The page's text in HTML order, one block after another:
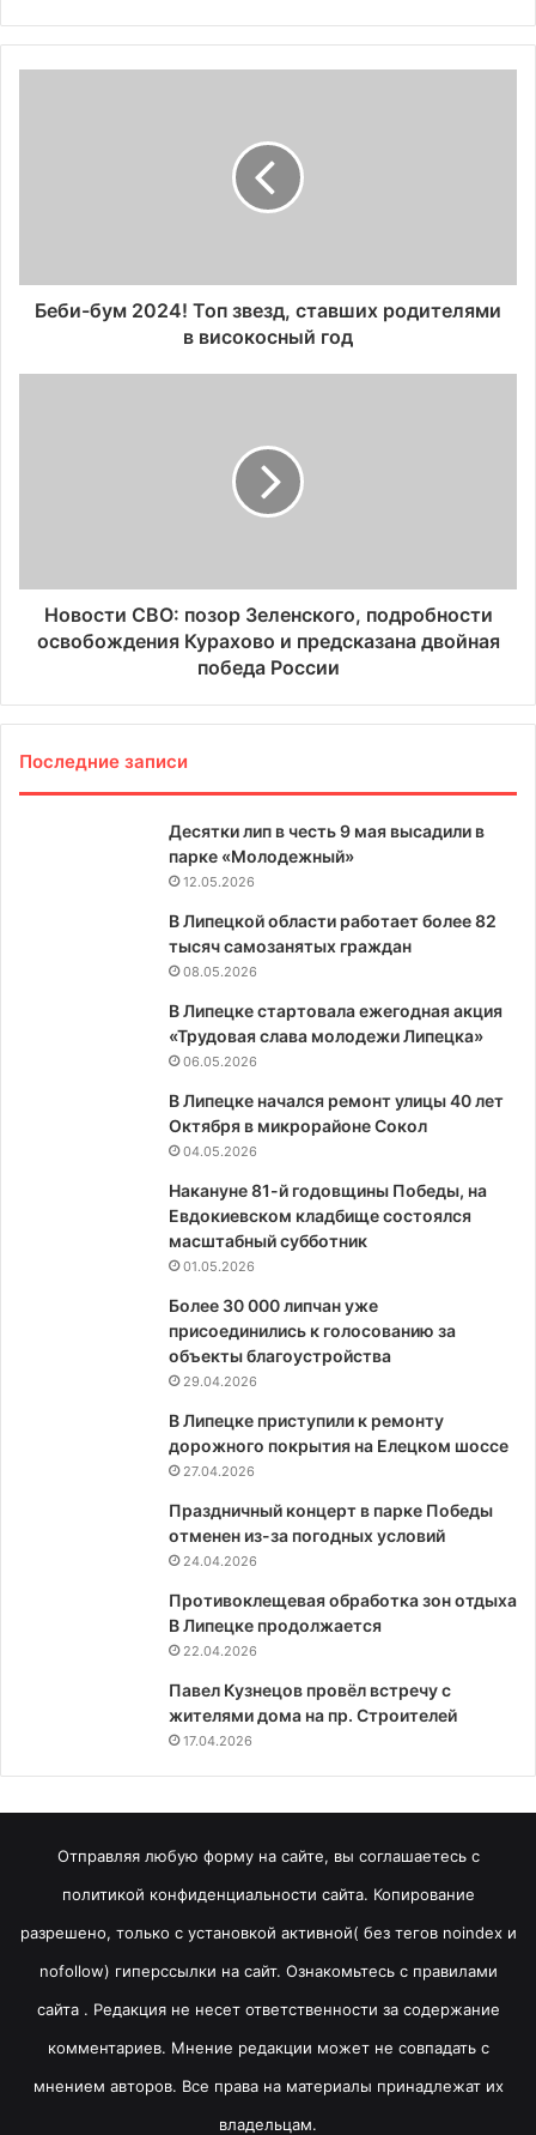
Беби-бум 2024! Топ звезд, ставших родителями
в високосный год
Новости СВО: позор Зеленского, подробности
освобождения Курахово и предсказана двойная
победа России
Последние записи
Десятки лип в честь 9 мая высадили в
парке «Молодежный»
12.05.2026
В Липецкой области работает более 82
тысяч самозанятых граждан
08.05.2026
В Липецке стартовала ежегодная акция
«Трудовая слава молодежи Липецка»
06.05.2026
В Липецке начался ремонт улицы 40 лет
Октября в микрорайоне Сокол
04.05.2026
Накануне 81-й годовщины Победы, на
Евдокиевском кладбище состоялся
масштабный субботник
01.05.2026
Более 30 000 липчан уже
присоединились к голосованию за
объекты благоустройства
29.04.2026
В Липецке приступили к ремонту
дорожного покрытия на Елецком шоссе
27.04.2026
Праздничный концерт в парке Победы
отменен из-за погодных условий
24.04.2026
Противоклещевая обработка зон отдыха
В Липецке продолжается
22.04.2026
Павел Кузнецов провёл встречу с
жителями дома на пр. Строителей
17.04.2026
Отправляя любую форму на сайте, вы соглашаетесь с
политикой конфиденциальности сайта. Копирование
разрешено, только с установкой активной( без тегов noindex и
nofollow) гиперссылки на сайт. Ознакомьтесь с правилами
сайта . Редакция не несет ответственности за содержание
комментариев. Мнение редакции может не совпадать с
мнением авторов. Все права на материалы принадлежат их
владельцам.